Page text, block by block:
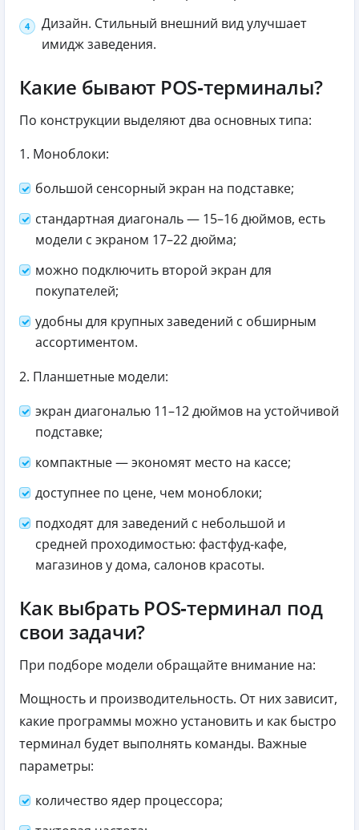
Дизайн. Стильный внешний вид улучшает
имидж заведения.
Какие бывают POS‑терминалы?
По конструкции выделяют два основных типа:
1. Моноблоки:
большой сенсорный экран на подставке;
стандартная диагональ — 15–16 дюймов, есть
модели с экраном 17–22 дюйма;
можно подключить второй экран для
покупателей;
удобны для крупных заведений с обширным
ассортиментом.
2. Планшетные модели:
экран диагональю 11–12 дюймов на устойчивой
подставке;
компактные — экономят место на кассе;
доступнее по цене, чем моноблоки;
подходят для заведений с небольшой и
средней проходимостью: фастфуд‑кафе,
магазинов у дома, салонов красоты.
Как выбрать POS‑терминал под
свои задачи?
При подборе модели обращайте внимание на:
Мощность и производительность. От них зависит,
какие программы можно установить и как быстро
терминал будет выполнять команды. Важные
параметры:
количество ядер процессора;